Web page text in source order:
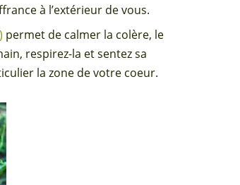
à l’extérieur de vous.
) permet de calmer la colère, le
respirez-la et sentez sa
la zone de votre coeur.